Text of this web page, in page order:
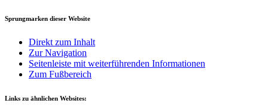
Sprungmarken dieser Website
Direkt zum Inhalt
Zur Navigation
Seitenleiste mit weiterführenden Informationen
Zum Fußbereich
Links zu ähnlichen Websites: